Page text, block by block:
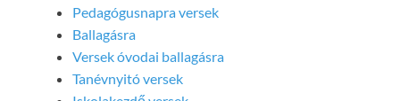
Pedagógusnapra versek
Ballagásra
Versek óvodai ballagásra
Tanévnyitó versek